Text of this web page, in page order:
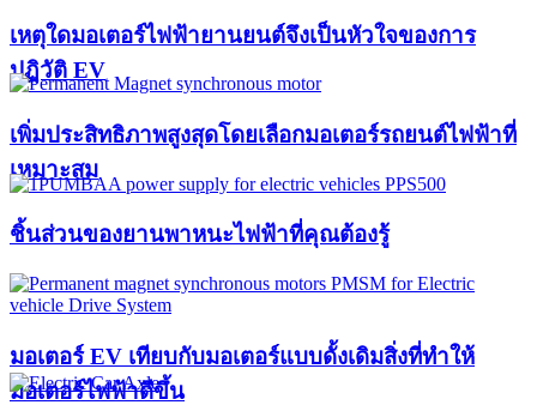
เหตุใดมอเตอร์ไฟฟ้ายานยนต์จึงเป็นหัวใจของการ
ปฏิวัติ EV
เพิ่มประสิทธิภาพสูงสุดโดยเลือกมอเตอร์รถยนต์ไฟฟ้าที่
เหมาะสม
ชิ้นส่วนของยานพาหนะไฟฟ้าที่คุณต้องรู้
มอเตอร์ EV เทียบกับมอเตอร์แบบดั้งเดิมสิ่งที่ทำให้
มอเตอร์ไฟฟ้าดีขึ้น